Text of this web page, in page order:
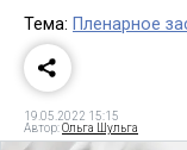
Тема: Пленарное
19.05.2022 15:15
Автор:Ольга Шульга